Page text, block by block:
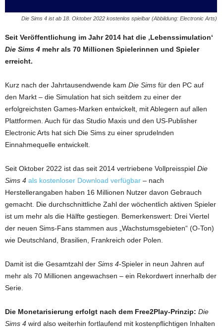
Die Sims 4 ist ab 18. Oktober 2022 kostenlos spielbar (Abbildung: Electronic Arts)
Seit Veröffentlichung im Jahr 2014 hat die ‚Lebenssimulation‘
Die Sims 4 mehr als 70 Millionen Spielerinnen und Spieler
erreicht.
Kurz nach der Jahrtausendwende kam Die Sims für den PC auf
den Markt – die Simulation hat sich seitdem zu einer der
erfolgreichsten Games-Marken entwickelt, mit Ablegern auf allen
Plattformen. Auch für das Studio Maxis und den US-Publisher
Electronic Arts hat sich Die Sims zu einer sprudelnden
Einnahmequelle entwickelt.
Seit Oktober 2022 ist das seit 2014 vertriebene Vollpreisspiel Die
Sims 4 als kostenloser Download verfügbar – nach
Herstellerangaben haben 16 Millionen Nutzer davon Gebrauch
gemacht. Die durchschnittliche Zahl der wöchentlich aktiven Spieler
ist um mehr als die Hälfte gestiegen. Bemerkenswert: Drei Viertel
der neuen Sims-Fans stammen aus „Wachstumsgebieten“ (O-Ton)
wie Deutschland, Brasilien, Frankreich oder Polen.
Damit ist die Gesamtzahl der Sims 4-Spieler in neun Jahren auf
mehr als 70 Millionen angewachsen – ein Rekordwert innerhalb der
Serie.
Die Monetarisierung erfolgt nach dem Free2Play-Prinzip: Die
Sims 4 wird also weiterhin fortlaufend mit kostenpflichtigen Inhalten